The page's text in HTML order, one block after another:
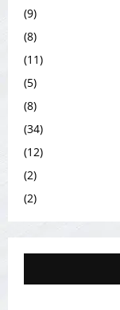
(9)
(8)
(11)
(5)
(8)
(34)
(12)
(2)
(2)